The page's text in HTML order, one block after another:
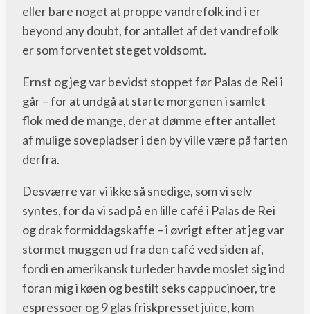
eller bare noget at proppe vandrefolk ind i er
beyond any doubt, for antallet af det vandrefolk
er som forventet steget voldsomt.
Ernst og jeg var bevidst stoppet før Palas de Rei i
går – for at undgå at starte morgenen i samlet
flok med de mange, der at dømme efter antallet
af mulige sovepladser i den by ville være på farten
derfra.
Desværre var vi ikke så snedige, som vi selv
syntes, for da vi sad på en lille café i Palas de Rei
og drak formiddagskaffe – i øvrigt efter at jeg var
stormet muggen ud fra den café ved siden af,
fordi en amerikansk turleder havde moslet sig ind
foran mig i køen og bestilt seks cappucinoer, tre
espressoer og 9 glas friskpresset juice, kom